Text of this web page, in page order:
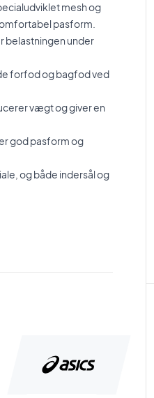
mesh og
pasform.
belastningen under
forfod og bagfod ved
vægt og giver en
god pasform og
og både indersål og